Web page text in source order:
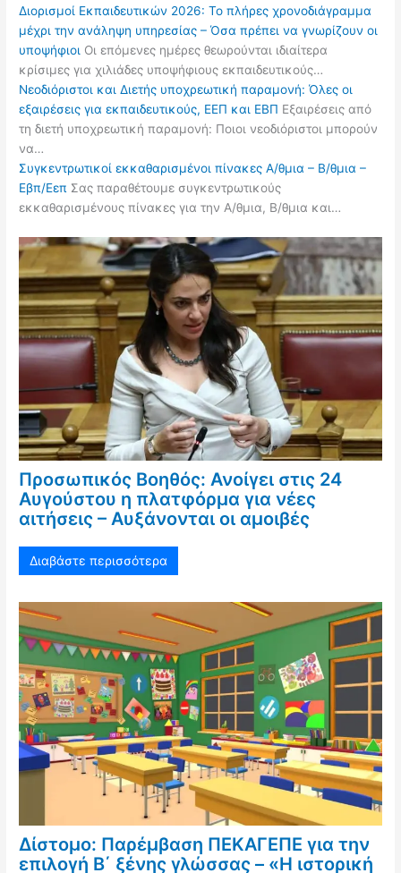
Διορισμοί Εκπαιδευτικών 2026: Το πλήρες χρονοδιάγραμμα
μέχρι την ανάληψη υπηρεσίας – Όσα πρέπει να γνωρίζουν οι
υποψήφιοι Οι επόμενες ημέρες θεωρούνται ιδιαίτερα
κρίσιμες για χιλιάδες υποψήφιους εκπαιδευτικούς…
Νεοδιόριστοι και Διετής υποχρεωτική παραμονή: Όλες οι
εξαιρέσεις για εκπαιδευτικούς, ΕΕΠ και ΕΒΠ Εξαιρέσεις από
τη διετή υποχρεωτική παραμονή: Ποιοι νεοδιόριστοι μπορούν
να…
Συγκεντρωτικοί εκκαθαρισμένοι πίνακες Α/θμια – Β/θμια –
Εβπ/Εεπ Σας παραθέτουμε συγκεντρωτικούς
εκκαθαρισμένους πίνακες για την Α/θμια, Β/θμια και…
Προσωπικός Βοηθός: Ανοίγει στις 24
Αυγούστου η πλατφόρμα για νέες
αιτήσεις – Αυξάνονται οι αμοιβές
Διαβάστε περισσότερα
Δίστομο: Παρέμβαση ΠΕΚΑΓΕΠΕ για την
επιλογή Β΄ ξένης γλώσσας – «Η ιστορική